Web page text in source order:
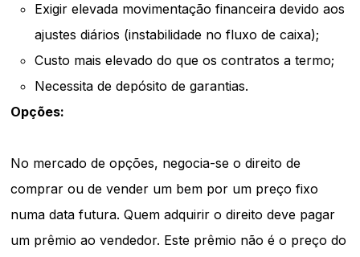
Exigir elevada movimentação financeira devido aos
ajustes diários (instabilidade no fluxo de caixa);
Custo mais elevado do que os contratos a termo;
Necessita de depósito de garantias.
Opções:
No mercado de opções, negocia-se o direito de
comprar ou de vender um bem por um preço fixo
numa data futura. Quem adquirir o direito deve pagar
um prêmio ao vendedor. Este prêmio não é o preço do